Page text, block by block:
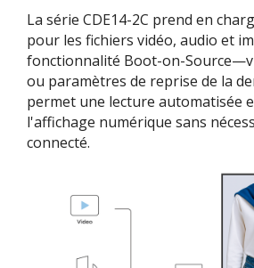
La série CDE14-2C prend en
pour les fichiers vidéo, audio et
fonctionnalité Boot-on-
ou paramètres de reprise de la
permet une lecture automatisée
l'affichage numérique sans
connecté.​​